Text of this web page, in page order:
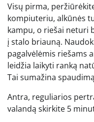
Visų pirma,
kompiuteriu, alkūnės
kampu, o riešai neturi
į stalo briauną.
pagalvėlėmis riešams
leidžia laikyti ranką
Tai sumažina
Antra, reguliarios
valandą skirkite 5